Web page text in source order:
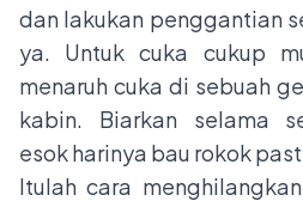
dan lakukan penggantian
ya. Untuk cuka cukup
menaruh cuka di sebuah
kabin. Biarkan selama
esok harinya bau rokok
Itulah cara